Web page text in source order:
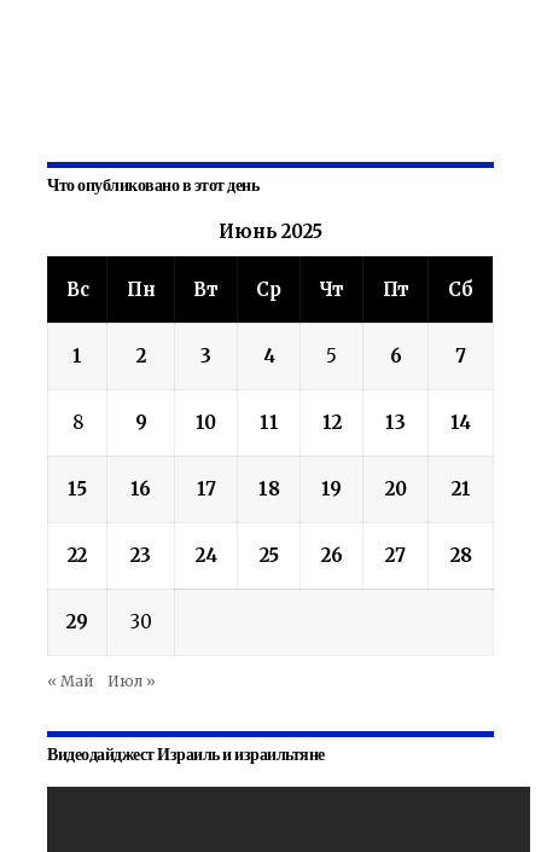
Что опубликовано в этот день
Июнь 2025
Вс Пн Вт Ср Чт Пт Сб
1 2 3 4 5 6 7
8 9 10 11 12 13 14
15 16 17 18 19 20 21
22 23 24 25 26 27 28
29 30
« Май Июл »
Видеодайджест Израиль и израильтяне